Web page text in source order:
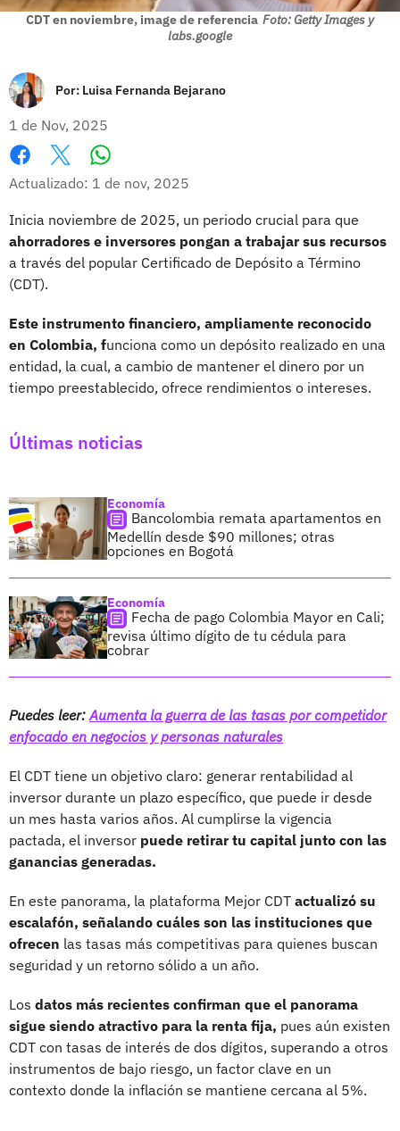
CDT en noviembre, image de referencia Foto: Getty Images y
labs.google
Por: Luisa Fernanda Bejarano
1 de Nov, 2025
Facebook
X
Actualizado: 1 de nov, 2025
Inicia noviembre de 2025, un periodo crucial para que
ahorradores e inversores pongan a trabajar sus recursos
a través del popular Certificado de Depósito a Término
(CDT).
Este instrumento financiero, ampliamente reconocido
en Colombia, funciona como un depósito realizado en una
entidad, la cual, a cambio de mantener el dinero por un
tiempo preestablecido, ofrece rendimientos o intereses.
Últimas noticias
Economía
Bancolombia remata apartamentos en
Medellín desde $90 millones; otras
opciones en Bogotá
Economía
Fecha de pago Colombia Mayor en Cali;
revisa último dígito de tu cédula para
cobrar
Puedes leer: Aumenta la guerra de las tasas por competidor
enfocado en negocios y personas naturales
El CDT tiene un objetivo claro: generar rentabilidad al
inversor durante un plazo específico, que puede ir desde
un mes hasta varios años. Al cumplirse la vigencia
pactada, el inversor puede retirar tu capital junto con las
ganancias generadas.
En este panorama, la plataforma Mejor CDT actualizó su
escalafón, señalando cuáles son las instituciones que
ofrecen las tasas más competitivas para quienes buscan
seguridad y un retorno sólido a un año.
Los datos más recientes confirman que el panorama
sigue siendo atractivo para la renta fija, pues aún existen
CDT con tasas de interés de dos dígitos, superando a otros
instrumentos de bajo riesgo, un factor clave en un
contexto donde la inflación se mantiene cercana al 5%.